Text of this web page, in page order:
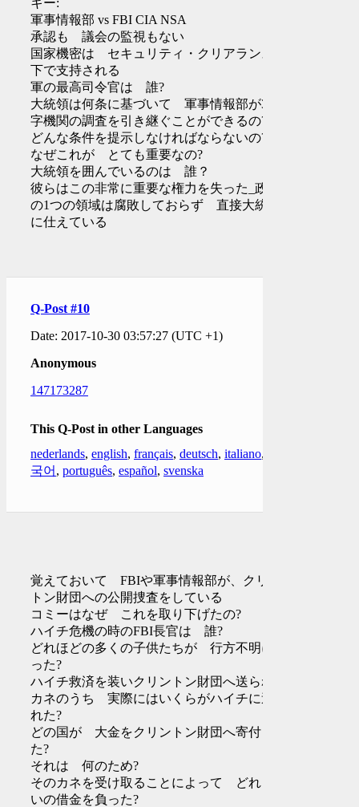
軍事情報部 vs FBI CIA NSA
承認も 議会の監視もない
国家機密は セキュリティ・クリアランスの
下で支持される
軍の最高司令官は 誰?
大統領は何条に基づいて 軍事情報部が3文
字機関の調査を引き継ぐことができるの?
どんな条件を提示しなければならないの?
なぜこれが とても重要なの?
大統領を囲んでいるのは 誰？
彼らはこの非常に重要な権力を失った_政府
の1つの領域は腐敗しておらず 直接大統領
に仕えている
Q-Post #10
Date: 2017-10-30 03:57:27 (UTC +1)
Anonymous
147173287
This Q-Post in other Languages
nederlands, english, français, deutsch, italiano,
국어 , português, español, svenska
覚えておいて FBIや軍事情報部が、クリン
トン財団への公開捜査をしている
コミーはなぜ これを取り下げたの?
ハイチ危機の時のFBI長官は 誰?
どれほどの多くの子供たちが 行方不明にな
った?
ハイチ救済を装いクリントン財団へ送られた
カネのうち 実際にはいくらがハイチに送ら
れた?
どの国が 大金をクリントン財団へ寄付し
た?
それは 何のため?
そのカネを受け取ることによって どれくら
いの借金を負った?